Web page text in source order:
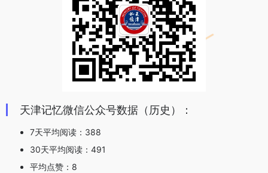
天津记忆微信公众号数据（历史）：
7天平均阅读：388
30天平均阅读：491
平均点赞：8